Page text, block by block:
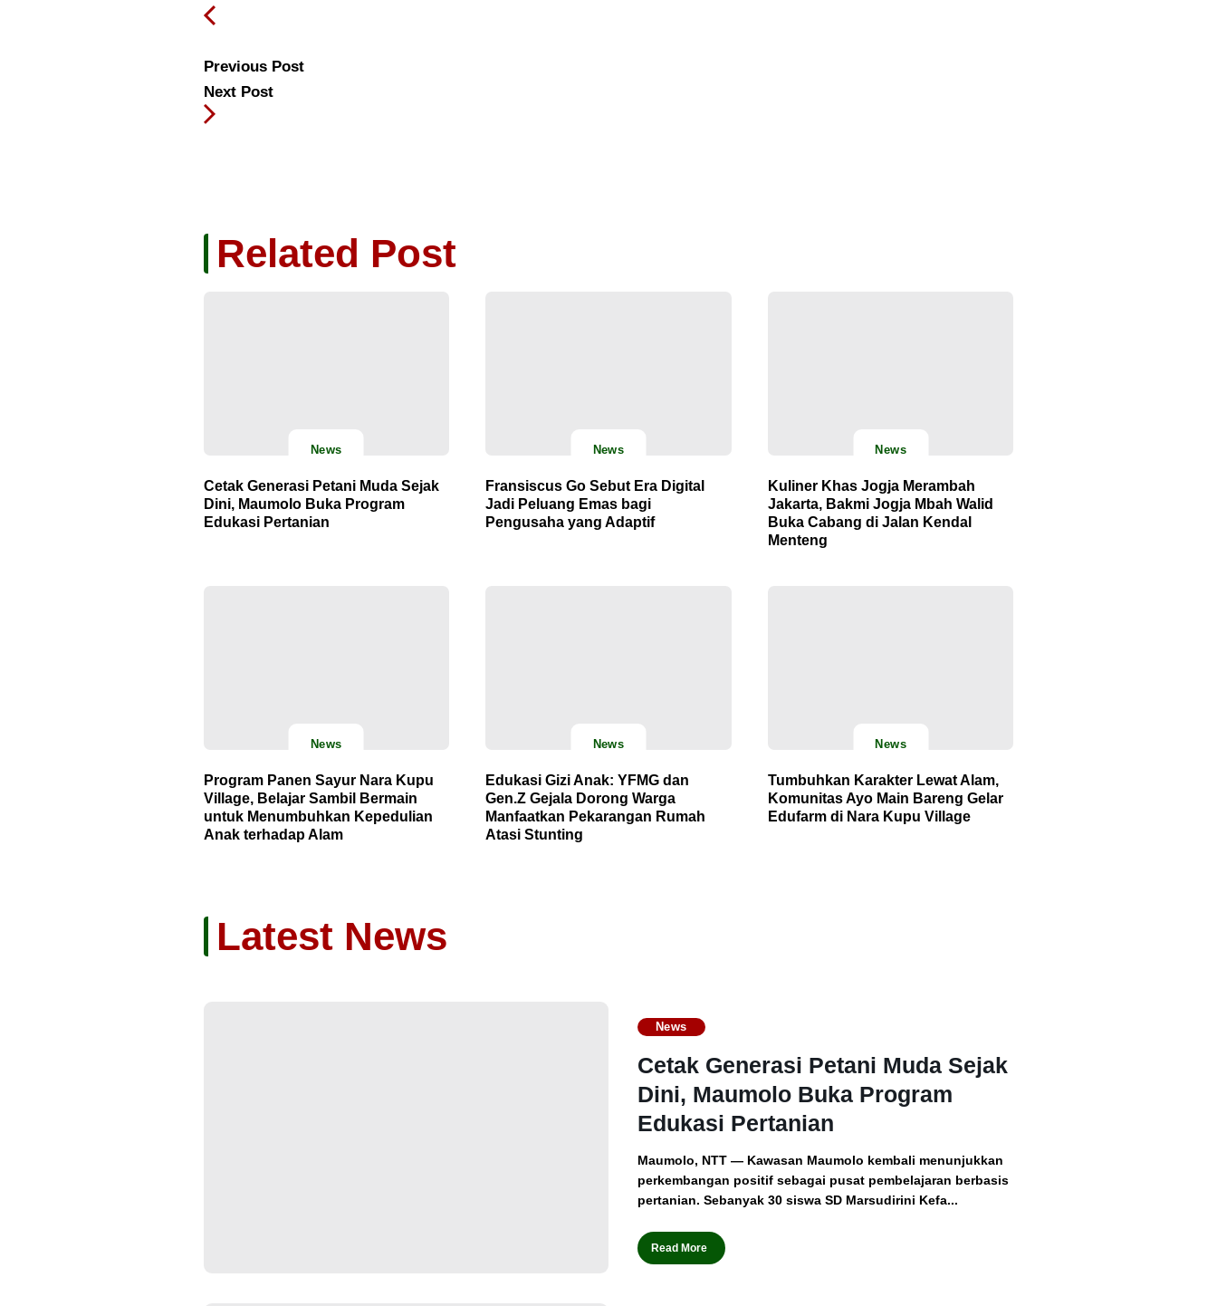
Previous Post
Next Post
Related Post
News
Cetak Generasi Petani Muda Sejak
Dini, Maumolo Buka Program
Edukasi Pertanian
News
Fransiscus Go Sebut Era Digital
Jadi Peluang Emas bagi
Pengusaha yang Adaptif
News
Kuliner Khas Jogja Merambah
Jakarta, Bakmi Jogja Mbah Walid
Buka Cabang di Jalan Kendal
Menteng
News
Program Panen Sayur Nara Kupu
Village, Belajar Sambil Bermain
untuk Menumbuhkan Kepedulian
Anak terhadap Alam
News
Edukasi Gizi Anak: YFMG dan
Gen.Z Gejala Dorong Warga
Manfaatkan Pekarangan Rumah
Atasi Stunting
News
Tumbuhkan Karakter Lewat Alam,
Komunitas Ayo Main Bareng Gelar
Edufarm di Nara Kupu Village
Latest News
News
Cetak Generasi Petani Muda Sejak
Dini, Maumolo Buka Program
Edukasi Pertanian
Maumolo, NTT — Kawasan Maumolo kembali menunjukkan
perkembangan positif sebagai pusat pembelajaran berbasis
pertanian. Sebanyak 30 siswa SD Marsudirini Kefa...
Read More